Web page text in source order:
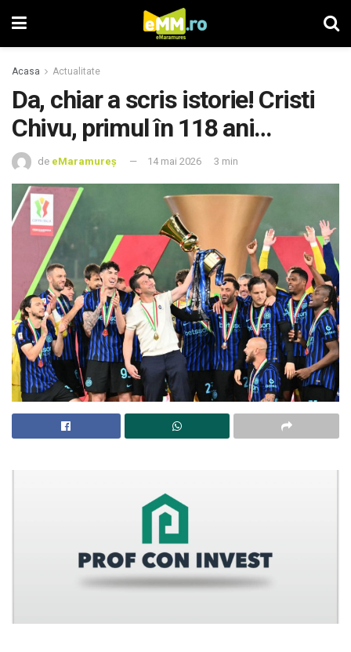
Acasa Actualitate
Da, chiar a scris istorie! Cristi
Chivu, primul în 118 ani…
de eMaramureș 14 mai 2026 3 min